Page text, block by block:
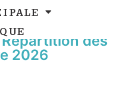
des
2026